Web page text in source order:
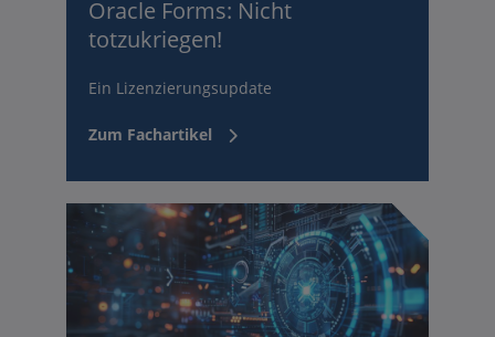
Oracle Forms: Nicht
totzukriegen!
Ein Lizenzierungsupdate
Zum Fachartikel